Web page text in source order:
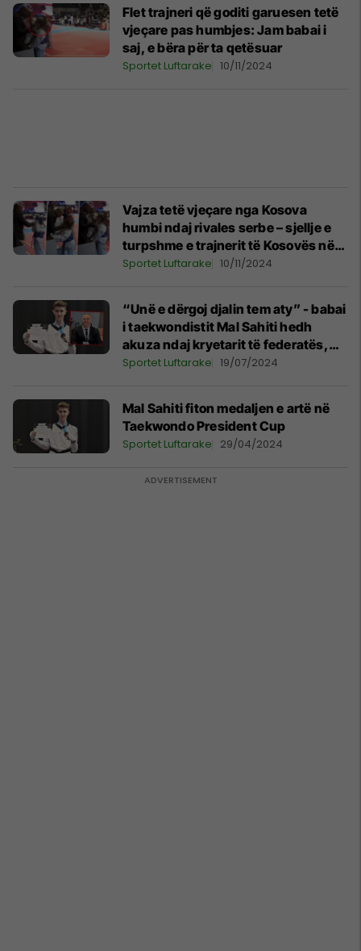
Flet trajneri që goditi garuesen tetë
vjeçare pas humbjes: Jam babai i
saj, e bëra për ta qetësuar
Sportet Luftarake 10/11/2024
Vajza tetë vjeçare nga Kosova
humbi ndaj rivales serbe – sjellje e
turpshme e trajnerit të Kosovës në
teakwando pas mbylljes së meçit
Sportet Luftarake 10/11/2024
“Unë e dërgoj djalin tem aty” - babai
i taekwondistit Mal Sahiti hedh
akuza ndaj kryetarit të federatës,
pasi ky i dha djalit të tij grant prej 80
Sportet Luftarake 19/07/2024
Mal Sahiti fiton medaljen e artë në
Taekwondo President Cup
Sportet Luftarake 29/04/2024